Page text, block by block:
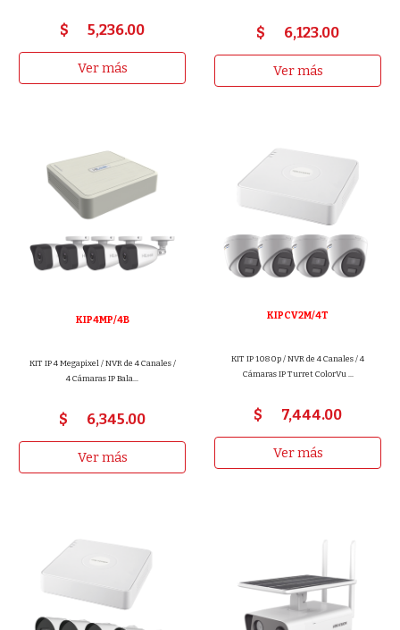
$ 5,236.00
Ver más
$ 6,123.00
Ver más
KIP4MP/4B
KIT IP 4 Megapixel / NVR de 4 Canales /
4 Cámaras IP Bala...
$ 6,345.00
Ver más
KIPCV2M/4T
KIT IP 1080p / NVR de 4 Canales / 4
Cámaras IP Turret ColorVu ...
$ 7,444.00
Ver más